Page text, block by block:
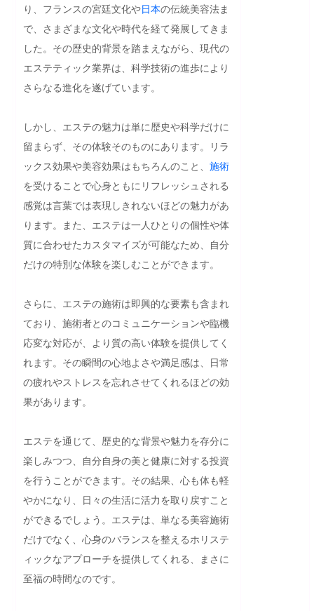
り、フランスの宮廷文化や日本の伝統美容法ま
で、さまざまな文化や時代を経て発展してきま
した。その歴史的背景を踏まえながら、現代の
エステティック業界は、科学技術の進歩により
さらなる進化を遂げています。
しかし、エステの魅力は単に歴史や科学だけに
留まらず、その体験そのものにあります。リラ
ックス効果や美容効果はもちろんのこと、 施術
を受けることで心身ともにリフレッシュされる
感覚は言葉では表現しきれないほどの魅力があ
ります。また、エステは一人ひとりの個性や体
質に合わせたカスタマイズが可能なため、自分
だけの特別な体験を楽しむことができます。
さらに、エステの施術は即興的な要素も含まれ
ており、施術者とのコミュニケーションや臨機
応変な対応が、より質の高い体験を提供してく
れます。その瞬間の心地よさや満足感は、日常
の疲れやストレスを忘れさせてくれるほどの効
果があります。
エステを通じて、歴史的な背景や魅力を存分に
楽しみつつ、自分自身の美と健康に対する投資
を行うことができます。その結果、心も体も軽
やかになり、日々の生活に活力を取り戻すこと
ができるでしょう。エステは、単なる美容施術
だけでなく、心身のバランスを整えるホリステ
ィックなアプローチを提供してくれる、まさに
至福の時間なのです。